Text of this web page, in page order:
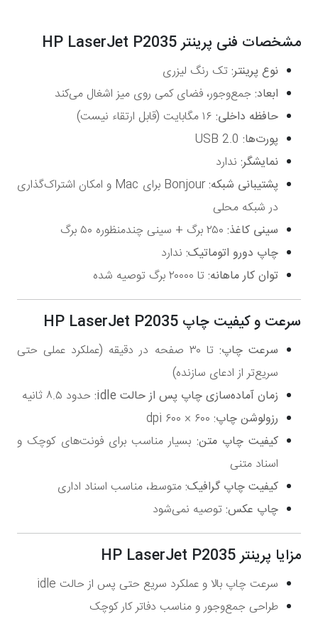
مشخصات فنی پرینتر HP LaserJet P2035
نوع پرینتر: تک رنگ لیزری
ابعاد: جمع‌وجور، فضای کمی روی میز اشغال می‌کند
حافظه داخلی:
پورت‌ها:
نمایشگر: ندارد
پشتیبانی شبکه:
Bonjour برای Mac و امکان اشتراک‌گذاری
در شبکه محلی
سینی کاغذ:
چاپ دورو اتوماتیک: ندارد
توان کار ماهانه: تا ۲۰۰۰۰ برگ توصیه شده
سرعت و کیفیت چاپ HP LaserJet P2035
سرعت چاپ:
تا ۳۰ صفحه در دقیقه (عملکرد عملی حتی
سریع‌تر از ادعای سازنده)
زمان آماده‌سازی چاپ پس از حالت idle:
حدود ۸.۵ ثانیه
رزولوشن چاپ:
کیفیت چاپ متن: بسیار مناسب برای فونت‌های کوچک و
اسناد متنی
کیفیت چاپ گرافیک:متوسط، مناسب اسناد اداری
چاپ عکس: توصیه نمی‌شود
مزایا پرینتر HP LaserJet P2035
سرعت چاپ بالا و عملکرد سریع حتی پس از حالت idle
طراحی جمع‌وجور و مناسب دفاتر کار کوچک